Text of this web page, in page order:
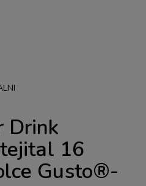
Drink
16
Gusto®-